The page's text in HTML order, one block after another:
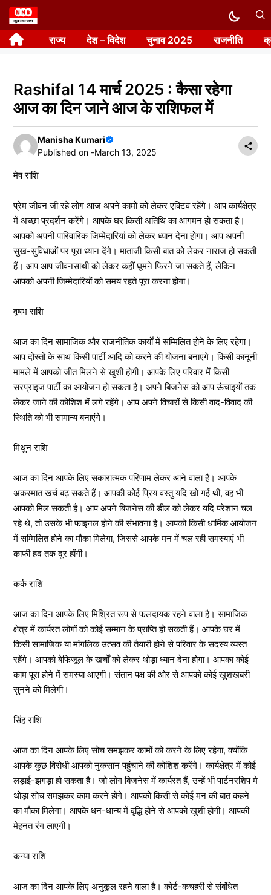
Skip
to
content राज्य देश – विदेश चुनाव 2025 राजनीति
Rashifal 14 मार्च 2025 : कैसा रहेगा
आज का दिन जाने आज के राशिफल में
Manisha Kumari
Published on -March 13, 2025
मेष राशि
प्रेम जीवन जी रहे लोग आज अपने कामों को लेकर एक्टिव रहेंगे। आप कार्यक्षेत्र
में अच्छा प्रदर्शन करेंगे। आपके घर किसी अतिथि का आगमन हो सकता है।
आपको अपनी पारिवारिक जिम्मेदारियां को लेकर ध्यान देना होगा। आप अपनी
सुख-सुविधाओं पर पूरा ध्यान देंगे। माताजी किसी बात को लेकर नाराज हो सकती
हैं। आप आप जीवनसाथी को लेकर कहीं घूमने फिरने जा सकते हैं, लेकिन
आपको अपनी जिम्मेदारियों को समय रहते पूरा करना होगा।
वृषभ राशि
आज का दिन सामाजिक और राजनीतिक कार्यों में सम्मिलित होने के लिए रहेगा।
आप दोस्तों के साथ किसी पार्टी आदि को करने की योजना बनाएंगे। किसी कानूनी
मामले में आपको जीत मिलने से खुशी होगी। आपके लिए परिवार में किसी
सरप्राइज पार्टी का आयोजन हो सकता है। अपने बिजनेस को आप ऊंचाइयों तक
लेकर जाने की कोशिश में लगे रहेंगे। आप अपने विचारों से किसी वाद-विवाद की
स्थिति को भी सामान्य बनाएंगे।
मिथुन राशि
आज का दिन आपके लिए सकारात्मक परिणाम लेकर आने वाला है। आपके
अकस्मात खर्च बढ़ सकते हैं। आपकी कोई प्रिय वस्तु यदि खो गई थी, वह भी
आपको मिल सकती है। आप अपने बिजनेस की डील को लेकर यदि परेशान चल
रहे थे, तो उसके भी फाइनल होने की संभावना है। आपको किसी धार्मिक आयोजन
में सम्मिलित होने का मौका मिलेगा, जिससे आपके मन में चल रही समस्याएं भी
काफी हद तक दूर होंगी।
कर्क राशि
आज का दिन आपके लिए मिश्रित रूप से फलदायक रहने वाला है। सामाजिक
क्षेत्र में कार्यरत लोगों को कोई सम्मान के प्राप्ति हो सकती हैं। आपके घर में
किसी सामाजिक या मांगलिक उत्सव की तैयारी होने से परिवार के सदस्य व्यस्त
रहेंगे। आपको बेफिजूल के खर्चों को लेकर थोड़ा ध्यान देना होगा। आपका कोई
काम पूरा होने में समस्या आएगी। संतान पक्ष की ओर से आपको कोई खुशखबरी
सुनने को मिलेगी।
सिंह राशि
आज का दिन आपके लिए सोच समझकर कामों को करने के लिए रहेगा, क्योंकि
आपके कुछ विरोधी आपको नुकसान पहुंचाने की कोशिश करेंगे। कार्यक्षेत्र में कोई
लड़ाई-झगड़ा हो सकता है। जो लोग बिजनेस में कार्यरत हैं, उन्हें भी पार्टनरशिप मे
थोड़ा सोच समझकर काम करने होंगे। आपको किसी से कोई मन की बात कहने
का मौका मिलेगा। आपके धन-धान्य में वृद्धि होने से आपको खुशी होगी। आपकी
मेहनत रंग लाएगी।
कन्या राशि
आज का दिन आपके लिए अनुकूल रहने वाला है। कोर्ट-कचहरी से संबंधित